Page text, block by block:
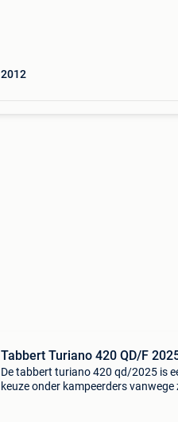
2012
Tabbert Turiano 420
De tabbert turiano 420 qd/2025 is
keuze onder kampeerders vanwege